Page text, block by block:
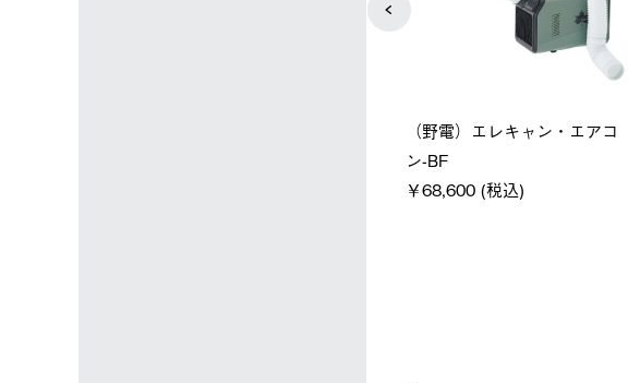
ソーラーブロック 風抜きQセ
ットタープ 250-BG
￥21,800 (税込)